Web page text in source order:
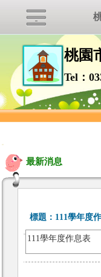
桃園
Tel：
:::
最新消息
標題： 111學年度
111學年度作息表